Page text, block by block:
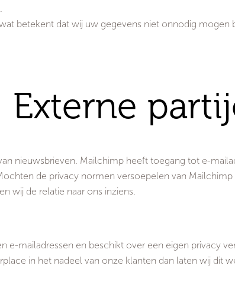
betekent dat wij uw gegevens niet onnodig mogen
Externe
nieuwsbrieven. Mailchimp heeft toegang tot e-
de privacy normen versoepelen van
wij de relatie naar ons inziens.
e-mailadressen en beschikt over een eigen privacy
in het nadeel van onze klanten dan laten wij dit